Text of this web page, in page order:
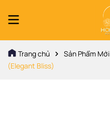
Trang chủ Sản Phẩm Mới
(Elegant Bliss)